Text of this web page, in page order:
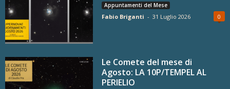
Appuntamenti del Mese
Fabio Briganti - 31 Luglio 2026 0
Le Comete del mese di
Agosto: LA 10P/TEMPEL AL
PERIELIO